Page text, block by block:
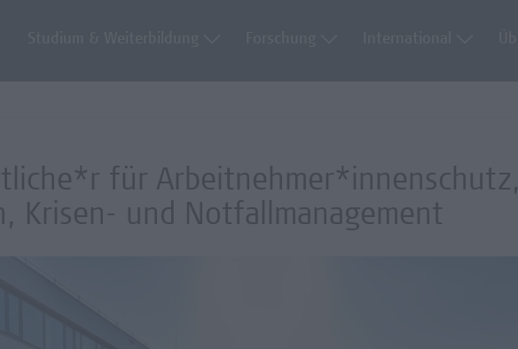
für Arbeitnehmer*innenschutz,
Krisen- und Notfallmanagement